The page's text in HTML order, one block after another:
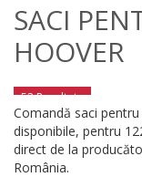
SACI
HOOVER
52 Rezultate
Comandă saci
disponibile, pentru
direct de la
România.